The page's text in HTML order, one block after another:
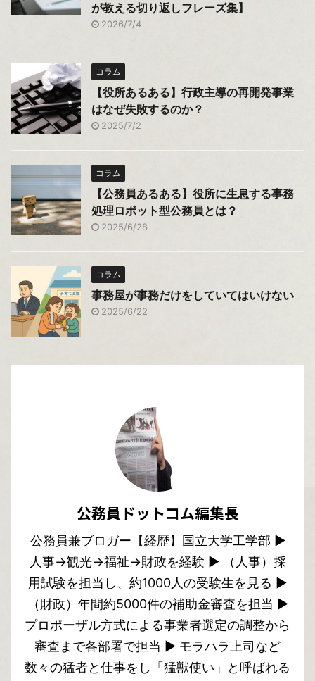
が教える切り返しフレーズ集】
2026/7/4
コラム
【役所あるある】行政主導の再開発事業
はなぜ失敗するのか？
2025/7/2
コラム
【公務員あるある】役所に生息する事務
処理ロボット型公務員とは？
2025/6/28
コラム
事務屋が事務だけをしていてはいけない
2025/6/22
公務員ドットコム編集長
公務員兼ブロガー【経歴】国立大学工学部 ▶︎
人事→観光→福祉→財政を経験 ▶︎ （人事）採
用試験を担当し、約1000人の受験生を見る ▶︎
（財政）年間約5000件の補助金審査を担当 ▶︎
プロポーザル方式による事業者選定の調整から
審査まで各部署で担当 ▶︎ モラハラ上司など
数々の猛者と仕事をし「猛獣使い」と呼ばれる